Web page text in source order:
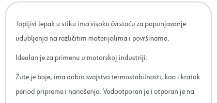
Topljivi lepak u stiku ima visoku čvrstoću za popunjavanje
udubljenja na različitim materijalima i površinama.
Idealan je za primenu u motorskoj industriji.
Žute je boje, ima dobra svojstva termostabilnosti, kao i kratak
period pripreme i nanošenja. Vodootporan je i otporan je na